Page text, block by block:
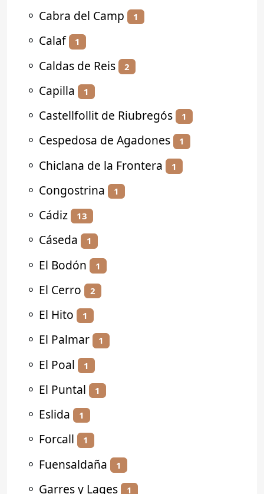
⚬ Cabra del Camp 1
⚬ Calaf 1
⚬ Caldas de Reis 2
⚬ Capilla 1
⚬ Castellfollit de Riubregós 1
⚬ Cespedosa de Agadones 1
⚬ Chiclana de la Frontera 1
⚬ Congostrina 1
⚬ Cádiz 13
⚬ Cáseda 1
⚬ El Bodón 1
⚬ El Cerro 2
⚬ El Hito 1
⚬ El Palmar 1
⚬ El Poal 1
⚬ El Puntal 1
⚬ Eslida 1
⚬ Forcall 1
⚬ Fuensaldaña 1
⚬ Garres y Lages 1